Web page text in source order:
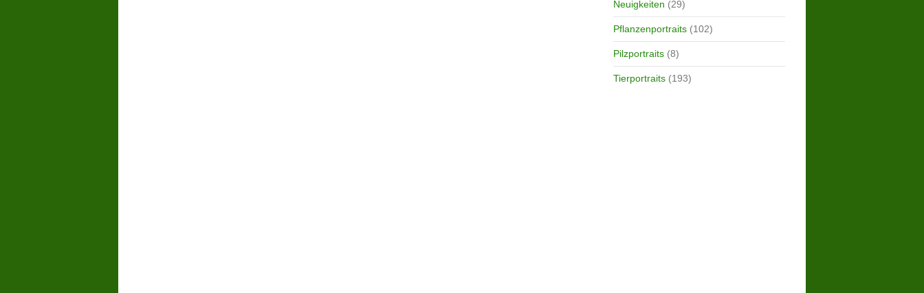
Neuigkeiten (29)
Pflanzenportraits(102)
Pilzportraits(8)
Tierportraits(193)